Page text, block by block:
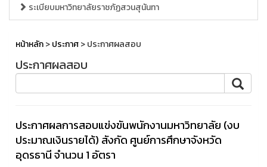
ระเบียบมหาวิทยาลัยราชภัฏสวนสุนันทา
หน้าหลัก>ประกาศ> ประกาศผลสอบ
ประกาศผลสอบ
ประกาศผลการสอบแข่งขันพนักงานมหาวิทยาลัย (งบ
ประมาณเงินรายได้) สังกัด ศูนย์การศึกษาจังหวัด
อุดรธานี จำนวน 1 อัตรา